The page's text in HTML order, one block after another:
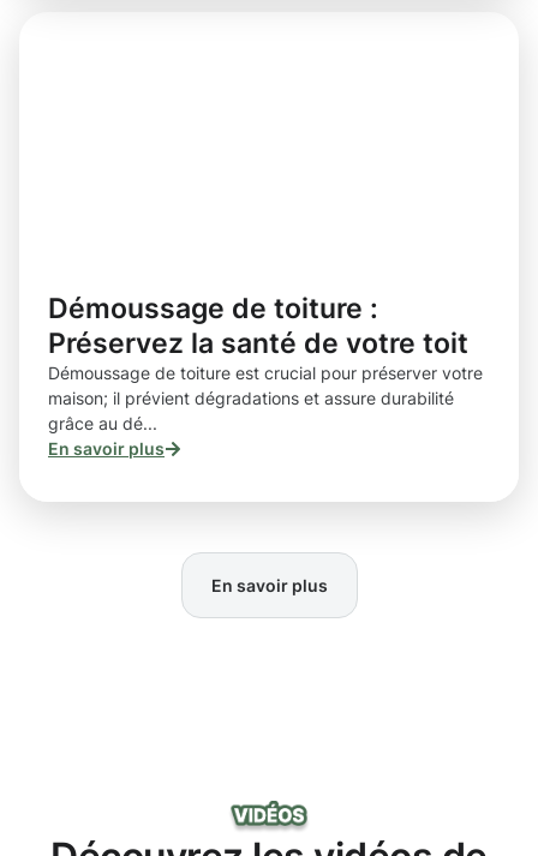
Démoussage de toiture :
Préservez la santé de votre toit
Démoussage de toiture est crucial pour préserver votre
maison; il prévient dégradations et assure durabilité
grâce au dé...
En savoir plus
En savoir plus